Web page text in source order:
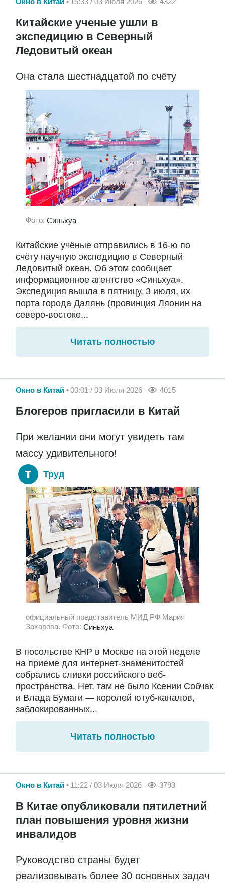
Китайские ученые ушли в
экспедицию в Северный
Ледовитый океан
Она стала шестнадцатой по счёту
Фото: Синьхуа
Китайские учёные отправились в 16-ю по
счёту научную экспедицию в Северный
Ледовитый океан. Об этом сообщает
информационное агентство «Синьхуа».
Экспедиция вышла в пятницу, 3 июля, их
порта города Далянь (провинция Ляонин на
северо-востоке...
Читать полностью
Окно в Китай 00:01 / 03 Июля 2026 4015
Блогеров пригласили в Китай
При желании они могут увидеть там
массу удивительного!
Труд
официальный представитель МИД РФ Мария
Захарова. Фото: Синьхуа
В посольстве КНР в Москве на этой неделе
на приеме для интернет-знаменитостей
собрались сливки российского веб-
пространства. Нет, там не было Ксении Собчак
и Влада Бумаги — королей ютуб-каналов,
заблокированных...
Читать полностью
Окно в Китай 11:22 / 03 Июля 2026 3793
В Китае опубликовали пятилетний
план повышения уровня жизни
инвалидов
Руководство страны будет
реализовывать более 30 основных задач